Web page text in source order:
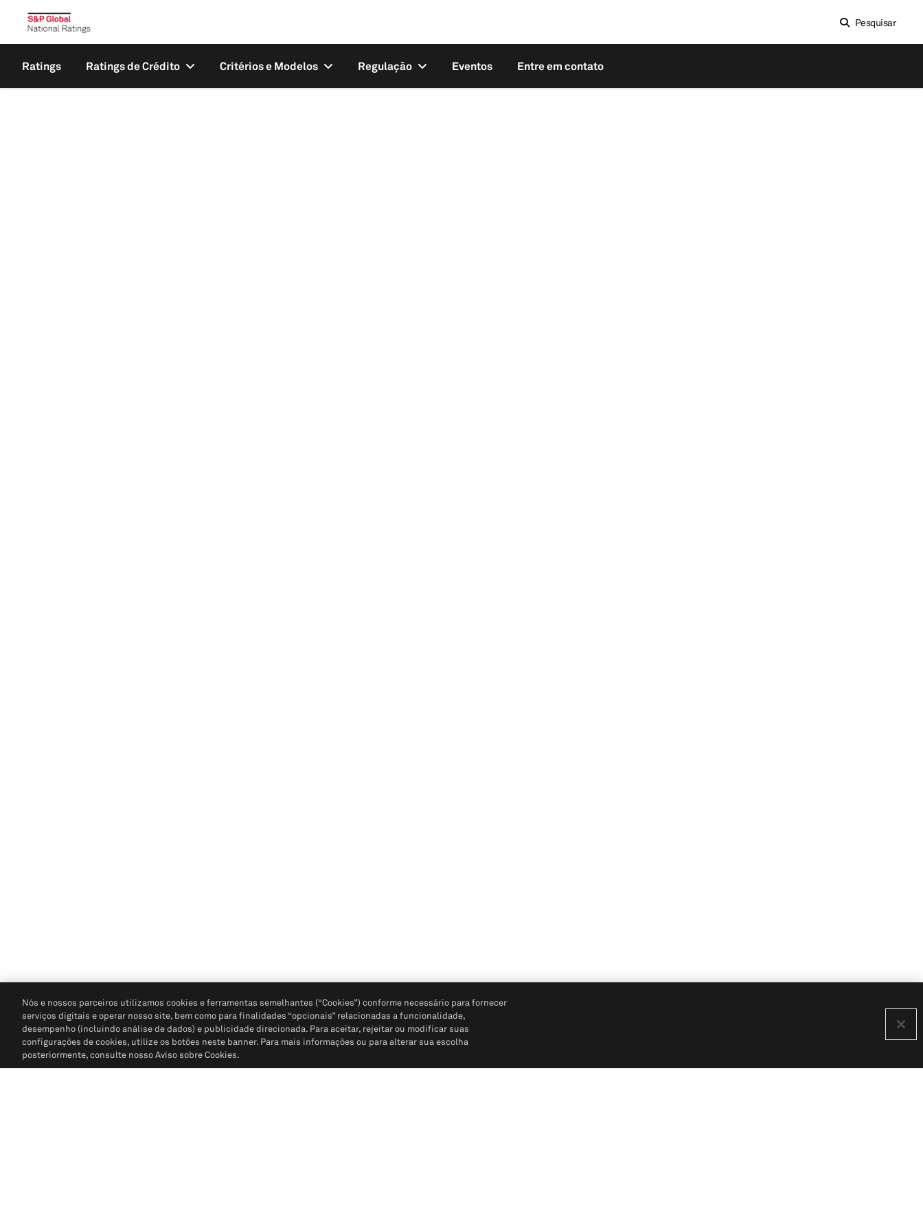
Pesquisar
Ratings Ratings de Crédito Critérios e Modelos Regulação Eventos Entre em contato
Nós e nossos parceiros utilizamos cookies e ferramentas semelhantes (“Cookies”) conforme necessário para fornecer
serviços digitais e operar nosso site, bem como para finalidades “opcionais” relacionadas a funcionalidade,
desempenho (incluindo análise de dados) e publicidade direcionada. Para aceitar, rejeitar ou modificar suas
configurações de cookies, utilize os botões neste banner. Para mais informações ou para alterar sua escolha
posteriormente, consulte nosso Aviso sobre Cookies.